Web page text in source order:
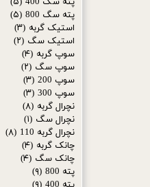
پته سگ 800
(۵)
استیک گربه (۳)
استیک سگ (۲)
سوپ گربه (۴)
سوپ سگ (۲)
سوپ 200
(۳)
سوپ 300
(۳)
نچرال گربه (۸)
نچرال سگ (۱)
نچرال گربه 110
(۸)
چانک گربه (۴)
چانک سگ (۴)
پته 800
(۹)